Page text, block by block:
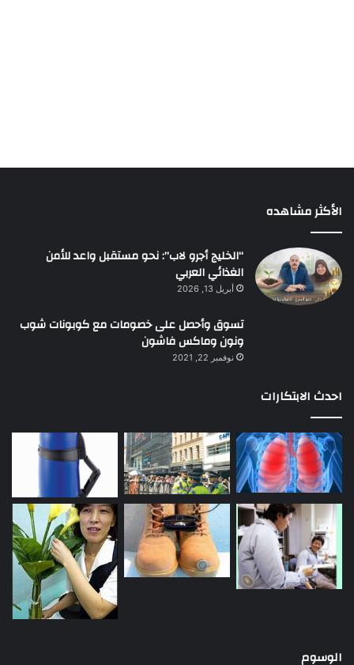
الأكثر مشاهده
“الخليج أجرو لاب”: نحو مستقبل واعد للأمن
الغذائي العربي
أبريل 13, 2026
تسوق وأحصل على خصومات مع كوبونات شوب
ونون وماكس فاشون
نوفمبر 22, 2021
احدث الابتكارات
الوسوم